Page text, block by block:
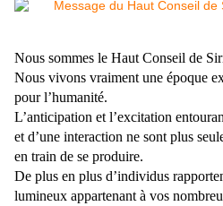
Nous sommes le Haut Conseil de
Nous vivons vraiment une époque
pour l’humanité.
L’anticipation et l’excitation
et d’une interaction ne sont plus
en train de se produire.
De plus en plus d’individus
lumineux appartenant à vos